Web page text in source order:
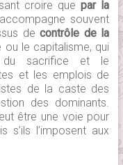
croire quepar la
souvent
decontrôle de la
le capitalisme, qui
du sacrifice et le
et les emplois de
de la caste des
des dominants.
être une voie pour
s’ils l’imposent aux